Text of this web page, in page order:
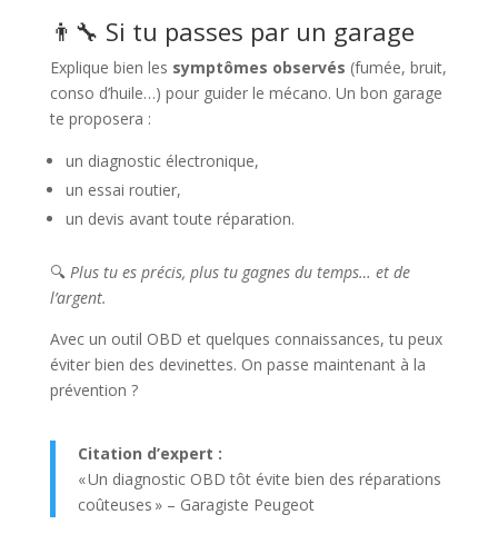
👨‍🔧 Si tu passes par un garage
Explique bien les symptômes observés (fumée, bruit,
conso d’huile…) pour guider le mécano. Un bon garage
te proposera :
un diagnostic électronique,
un essai routier,
un devis avant toute réparation.
🔍 Plus tu es précis, plus tu gagnes du temps… et de
l’argent.
Avec un outil OBD et quelques connaissances, tu peux
éviter bien des devinettes. On passe maintenant à la
prévention ?
Citation d’expert :
« Un diagnostic OBD tôt évite bien des réparations
coûteuses » – Garagiste Peugeot